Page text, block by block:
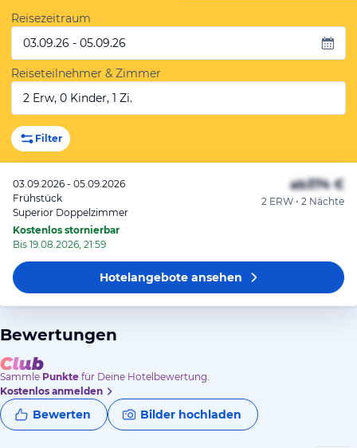
Reisezeitraum
03.09.26 - 05.09.26
Reiseteilnehmer & Zimmer
2 Erw, 0 Kinder, 1 Zi.
Filter
03.09.2026 - 05.09.2026
Frühstück
Superior Doppelzimmer
Kostenlos stornierbar
Bis 19.08.2026, 21:59
ab374 €
2 ERW • 2 Nächte
Hotelangeboteansehen
Bewertungen
Sammle Punkte für Deine Hotelbewertung.
Kostenlos anmelden
Bewerten Bilder hochladen